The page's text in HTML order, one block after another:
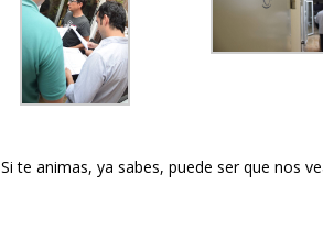
Si te animas, ya sabes, puede ser que nos